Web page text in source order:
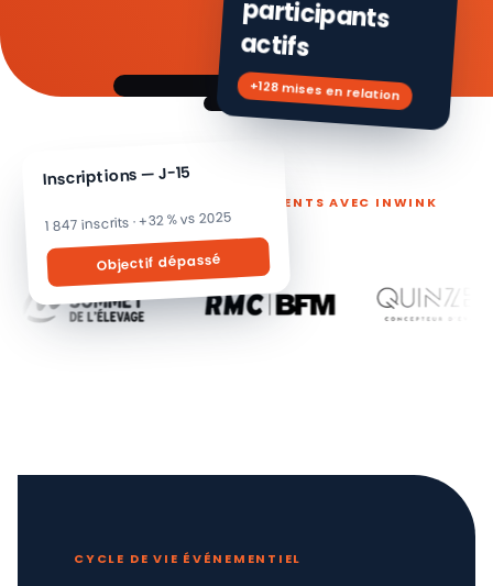
Inscriptions — J-15
1 847 inscrits · +32 % vs 2025
Objectif dépassé
actifs
+128 mises en relation
ILS PILOTENT LEURS ÉVÉNEMENTS AVEC INWINK
CYCLE DE VIE ÉVÉNEMENTIEL